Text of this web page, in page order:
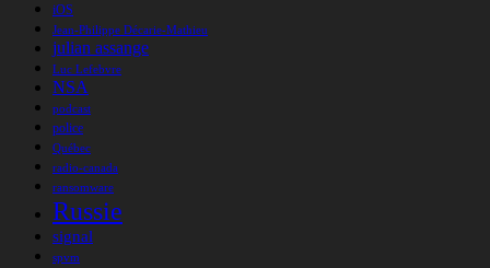
iOS
Jean-Philippe Décarie-Mathieu
julian assange
Luc Lefebvre
NSA
podcast
police
Québec
radio-canada
ransomware
Russie
signal
spvm